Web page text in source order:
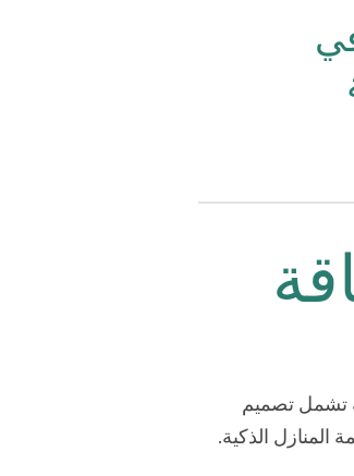
تشمل تصميم
المنازل الذكية.